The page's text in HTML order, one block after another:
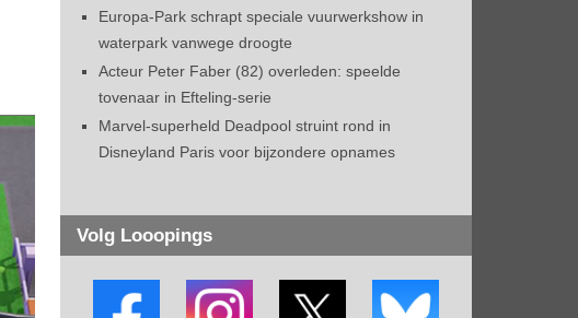
Europa-Park schrapt speciale vuurwerkshow in
waterpark vanwege droogte
Acteur Peter Faber (82) overleden: speelde
tovenaar in Efteling-serie
Marvel-superheld Deadpool struint rond in
Disneyland Paris voor bijzondere opnames
Volg Looopings